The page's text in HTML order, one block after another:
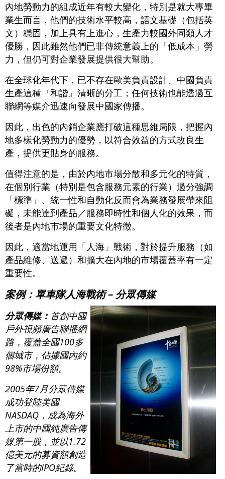
內地勞動力的組成近年有較大變化，特別是就大專畢
業生而言，他們的技術水平較高，語文基礎（包括英
文）穩固，加上具有上進心，生產力較國外同類人才
優勝，因此雖然他們已非傳統意義上的「低成本」勞
力，但仍可對企業發展提供很大幫助。
在全球化年代下，已不存在歐美負責設計、中國負責
生產這種『和諧』清晰的分工；任何技術也能透過互
聯網等媒介迅速向發展中國家傳播。
因此，出色的內銷企業應打破這種思維局限，把握內
地多樣化勞動力的優勢，以符合效益的方式改良生
產，提供更貼身的服務。
值得注意的是，由於內地市場分散和多元化的特質，
在個別行業（特別是包含服務元素的行業）過分強調
「標準」、統一性和自動化反而會為業務發展帶來阻
礙，未能達到產品／服務即時性和個人化的效果，而
後者是內地市場的重要文化特徵。
因此，適當地運用「人海」戰術，對於提升服務（如
產品維修、送遞）和擴大在內地的市場覆蓋率有一定
重要性。
案例：單車隊人海戰術 – 分眾傳媒
分眾傳媒： 首創中國
戶外視頻廣告聯播網
路，覆蓋全國100多
個城市，佔據國內約
98%市場份額。
2005年7月分眾傳媒
成功登陸美國
NASDAQ，成為海外
上市的中國純廣告傳
媒第一股，並以1.72
億美元的募資額創造
了當時的IPO紀錄。